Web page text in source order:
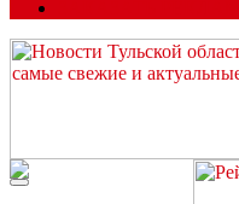
Читайте последние
“ЗаНовомосковск”